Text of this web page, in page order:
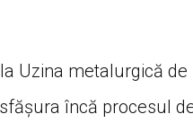
Uzina metalurgică de
încă procesul